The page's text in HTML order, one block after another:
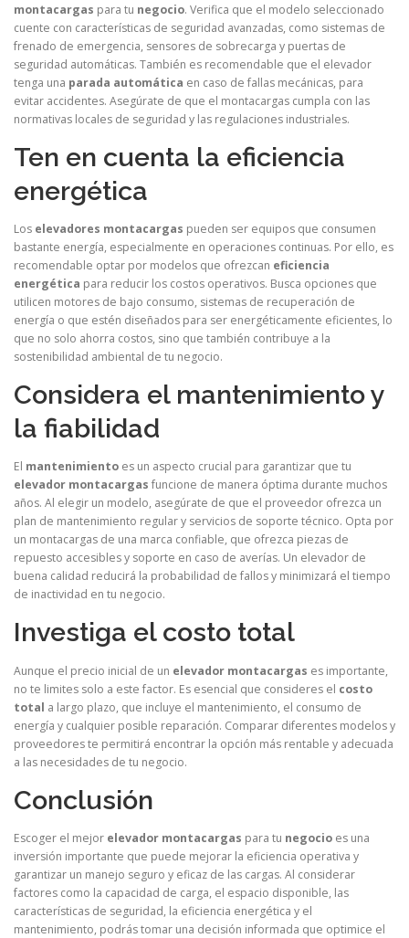
montacargas para tu negocio. Verifica que el modelo seleccionado
cuente con características de seguridad avanzadas, como sistemas de
frenado de emergencia, sensores de sobrecarga y puertas de
seguridad automáticas. También es recomendable que el elevador
tenga una parada automática en caso de fallas mecánicas, para
evitar accidentes. Asegúrate de que el montacargas cumpla con las
normativas locales de seguridad y las regulaciones industriales.
Ten en cuenta la eficiencia
energética
Los elevadores montacargas pueden ser equipos que consumen
bastante energía, especialmente en operaciones continuas. Por ello, es
recomendable optar por modelos que ofrezcan eficiencia
energética para reducir los costos operativos. Busca opciones que
utilicen motores de bajo consumo, sistemas de recuperación de
energía o que estén diseñados para ser energéticamente eficientes, lo
que no solo ahorra costos, sino que también contribuye a la
sostenibilidad ambiental de tu negocio.
Considera el mantenimiento y
la fiabilidad
El mantenimiento es un aspecto crucial para garantizar que tu
elevador montacargas funcione de manera óptima durante muchos
años. Al elegir un modelo, asegúrate de que el proveedor ofrezca un
plan de mantenimiento regular y servicios de soporte técnico. Opta por
un montacargas de una marca confiable, que ofrezca piezas de
repuesto accesibles y soporte en caso de averías. Un elevador de
buena calidad reducirá la probabilidad de fallos y minimizará el tiempo
de inactividad en tu negocio.
Investiga el costo total
Aunque el precio inicial de un elevador montacargas es importante,
no te limites solo a este factor. Es esencial que consideres el costo
total a largo plazo, que incluye el mantenimiento, el consumo de
energía y cualquier posible reparación. Comparar diferentes modelos y
proveedores te permitirá encontrar la opción más rentable y adecuada
a las necesidades de tu negocio.
Conclusión
Escoger el mejor elevador montacargas para tu negocio es una
inversión importante que puede mejorar la eficiencia operativa y
garantizar un manejo seguro y eficaz de las cargas. Al considerar
factores como la capacidad de carga, el espacio disponible, las
características de seguridad, la eficiencia energética y el
mantenimiento, podrás tomar una decisión informada que optimice el